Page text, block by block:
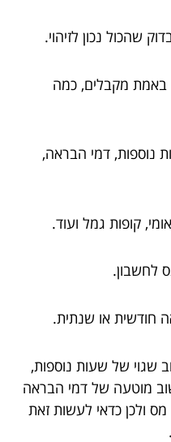
שהכול נכון לזיהוי.
מקבלים, כמה
נוספות, דמי הבראה,
קופות גמל ועוד.
לחשבון.
חודשית או שנתית.
שגוי של שעות נוספות,
מוטעה של דמי הבראה
מס ולכן כדאי לעשות זאת
.